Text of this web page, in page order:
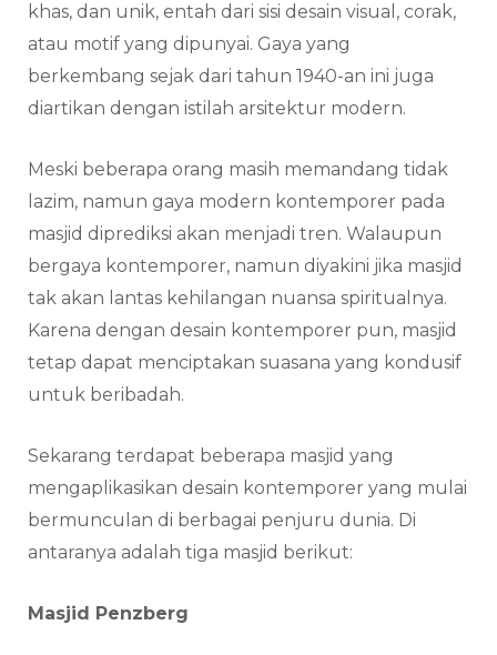
khas, dan unik, entah dari sisi desain visual, corak,
atau motif yang dipunyai. Gaya yang
berkembang sejak dari tahun 1940-an ini juga
diartikan dengan istilah arsitektur modern.
Meski beberapa orang masih memandang tidak
lazim, namun gaya modern kontemporer pada
masjid diprediksi akan menjadi tren. Walaupun
bergaya kontemporer, namun diyakini jika masjid
tak akan lantas kehilangan nuansa spiritualnya.
Karena dengan desain kontemporer pun, masjid
tetap dapat menciptakan suasana yang kondusif
untuk beribadah.
Sekarang terdapat beberapa masjid yang
mengaplikasikan desain kontemporer yang mulai
bermunculan di berbagai penjuru dunia. Di
antaranya adalah tiga masjid berikut:
Masjid Penzberg